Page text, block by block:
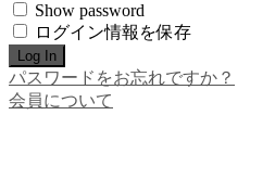
Show password
ログイン情報を保存
パスワードをお忘れですか？
会員について